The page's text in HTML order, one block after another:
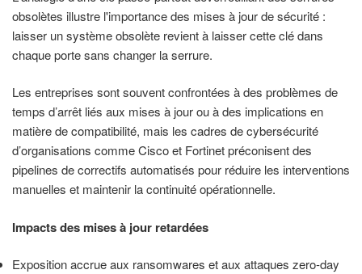
obsolètes illustre l'importance des mises à jour de sécurité :
laisser un système obsolète revient à laisser cette clé dans
chaque porte sans changer la serrure.
Les entreprises sont souvent confrontées à des problèmes de
temps d’arrêt liés aux mises à jour ou à des implications en
matière de compatibilité, mais les cadres de cybersécurité
d’organisations comme Cisco et Fortinet préconisent des
pipelines de correctifs automatisés pour réduire les interventions
manuelles et maintenir la continuité opérationnelle.
Impacts des mises à jour retardées
Exposition accrue aux ransomwares et aux attaques zero-day